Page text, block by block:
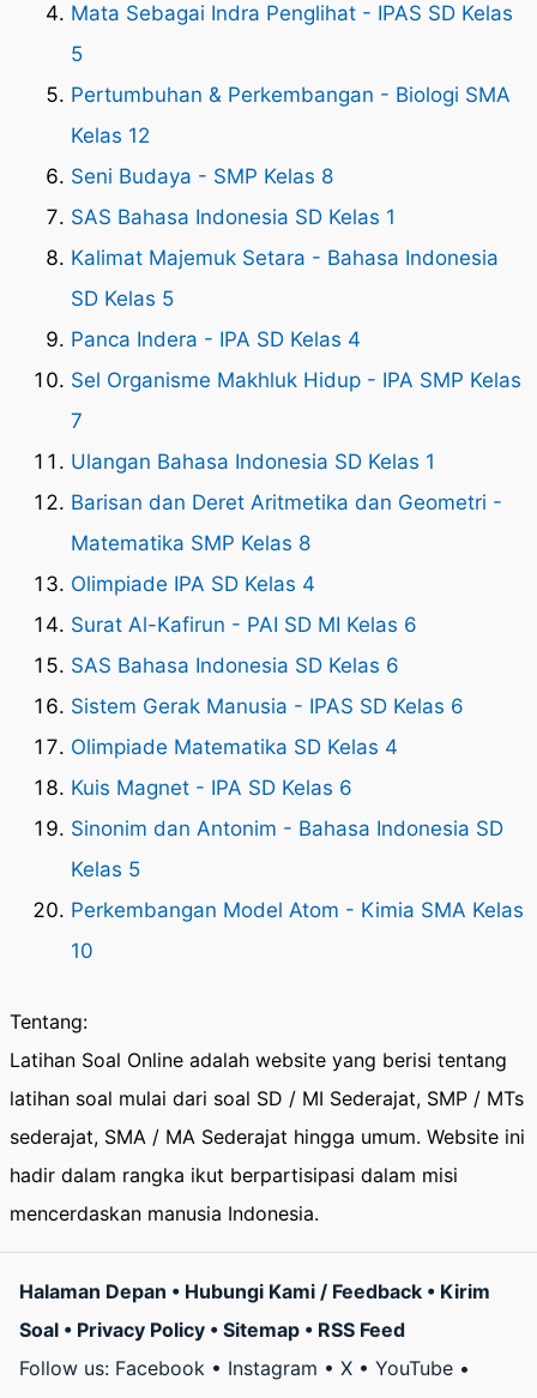
Mata Sebagai Indra Penglihat - IPAS SD Kelas
5
Pertumbuhan & Perkembangan - Biologi SMA
Kelas 12
Seni Budaya - SMP Kelas 8
SAS Bahasa Indonesia SD Kelas 1
Kalimat Majemuk Setara - Bahasa Indonesia
SD Kelas 5
Panca Indera - IPA SD Kelas 4
Sel Organisme Makhluk Hidup - IPA SMP Kelas
7
Ulangan Bahasa Indonesia SD Kelas 1
Barisan dan Deret Aritmetika dan Geometri -
Matematika SMP Kelas 8
Olimpiade IPA SD Kelas 4
Surat Al-Kafirun - PAI SD MI Kelas 6
SAS Bahasa Indonesia SD Kelas 6
Sistem Gerak Manusia - IPAS SD Kelas 6
Olimpiade Matematika SD Kelas 4
Kuis Magnet - IPA SD Kelas 6
Sinonim dan Antonim - Bahasa Indonesia SD
Kelas 5
Perkembangan Model Atom - Kimia SMA Kelas
10
Tentang:
Latihan Soal Online adalah website yang berisi tentang
latihan soal mulai dari soal SD / MI Sederajat, SMP / MTs
sederajat, SMA / MA Sederajat hingga umum. Website ini
hadir dalam rangka ikut berpartisipasi dalam misi
mencerdaskan manusia Indonesia.
Halaman Depan • Hubungi Kami / Feedback • Kirim
Soal • Privacy Policy • Sitemap • RSS Feed
Follow us: Facebook • Instagram • X • YouTube •